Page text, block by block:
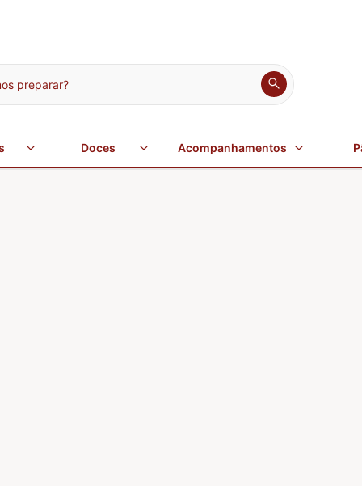
preparar?
Doces Acompanhamentos